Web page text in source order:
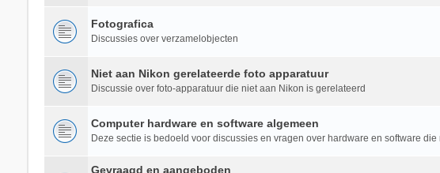
Fotografica
Discussies over verzamelobjecten
Niet aan Nikon gerelateerde foto apparatuur
Discussie over foto-apparatuur die niet aan Nikon is gerelateerd
Computer hardware en software algemeen
Deze sectie is bedoeld voor discussies en vragen over hardware en software
Gevraagd en aangeboden